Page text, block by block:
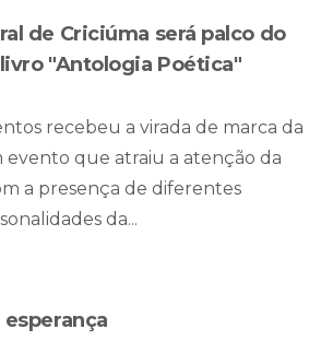
de Criciúma será palco do
"Antologia Poética"
recebeu a virada de marca da
evento que atraiu a atenção da
a presença de diferentes
da...